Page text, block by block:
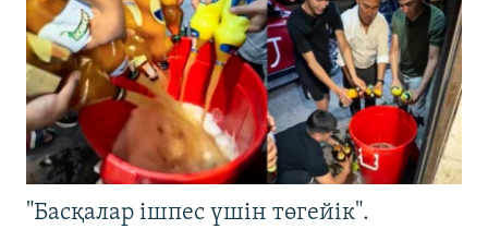
"Басқалар ішпес үшін төгейік".